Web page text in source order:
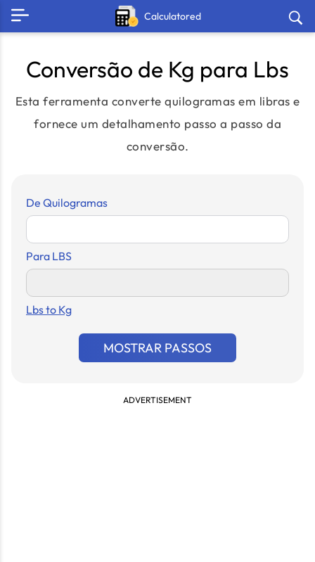
Calculatored
Conversão de Kg para Lbs
Esta ferramenta converte quilogramas em libras e
fornece um detalhamento passo a passo da
conversão.
De Quilogramas
Para LBS
Lbs to Kg
MOSTRAR PASSOS
ADVERTISEMENT